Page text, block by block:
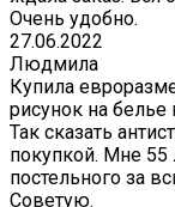
Очень удобно.
27.06.2022
Людмила
Купила
рисунок на
Так сказать
покупкой. Мне 55
постельного за
Советую.